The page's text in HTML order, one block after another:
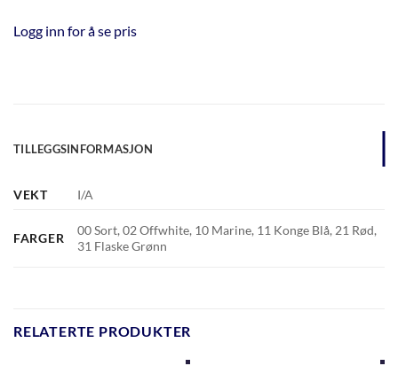
Logg inn for å se pris
TILLEGGSINFORMASJON
VEKT I/A
FARGER
00 Sort, 02 Offwhite, 10 Marine, 11 Konge Blå, 21 Rød,
31 Flaske Grønn
RELATERTE PRODUKTER